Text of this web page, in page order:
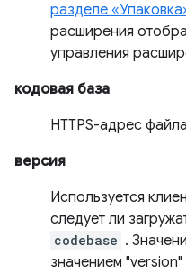
разделе
расширения
управления
кодовая база
HTTPS-адрес файла
версия
Используется
следует ли
codebase .
значением